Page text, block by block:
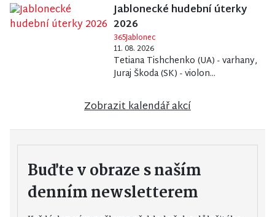
Jablonecké hudební úterky
2026
365Jablonec
11. 08. 2026
Tetiana Tishchenko (UA) - varhany,
Juraj Škoda (SK) - violon...
Zobrazit kalendář akcí
Buďte v obraze s naším
denním newsletterem